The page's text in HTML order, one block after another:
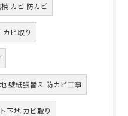
カビ 防カビ
ビ取り
壁紙張替え 防カビ工事
下地 カビ取り